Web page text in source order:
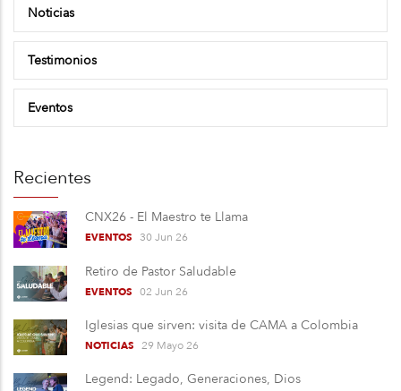
Noticias
Testimonios
Eventos
Recientes
CNX26 - El Maestro te Llama
EVENTOS 30 Jun 26
Retiro de Pastor Saludable
EVENTOS 02 Jun 26
Iglesias que sirven: visita de CAMA a Colombia
NOTICIAS 29 Mayo 26
Legend: Legado, Generaciones, Dios